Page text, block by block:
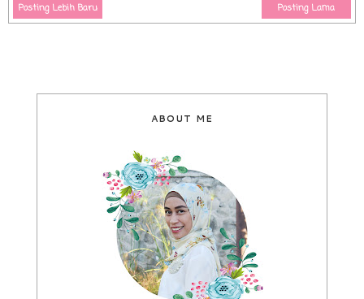
Posting Lebih Baru Posting Lama
ABOUT ME